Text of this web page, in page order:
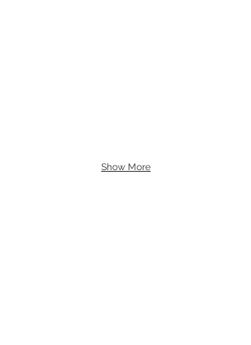
Show More